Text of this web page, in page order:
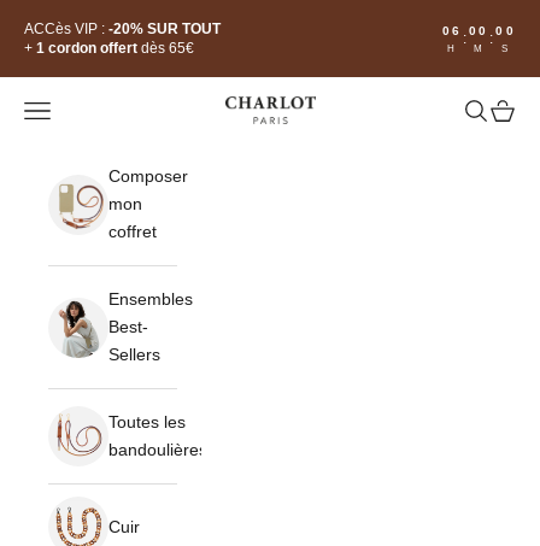
ACCès VIP : -20% SUR TOUT
+ 1 cordon offert dès 65€
06
H
:00
M
:00
S
CHARLOT · Paris
Ouvrir la navigation Ouvrir la
Voir
Composer
mon
coffret
Ensembles
Best-
Sellers
Toutes les
bandoulières
Cuir